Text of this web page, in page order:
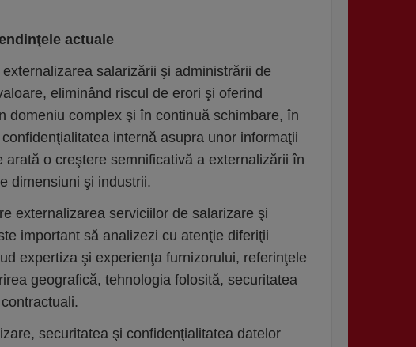
actuale
salarizării şi administrării de
eliminând riscul de erori şi oferind
domeniu complex şi în continuă schimbare, în
internă asupra unor informaţii
arată o creştere semnificativă a externalizării în
dimensiuni şi industrii.
externalizarea serviciilor de salarizare şi
important să analizezi cu atenţie diferiţii
expertiza şi experienţa furnizorului, referinţele
geografică, tehnologia folosită, securitatea
securitatea şi confidenţialitatea datelor